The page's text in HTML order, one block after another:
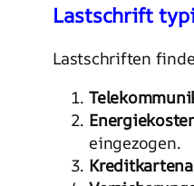
Lastschrift
Lastschriften
eingezogen.